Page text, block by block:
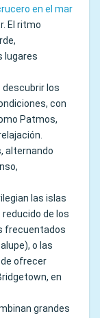
en el mar
El ritmo
lugares
los
con
Patmos,
alternando
las islas
de los
frecuentados
o las
de ofrecer
en
grandes